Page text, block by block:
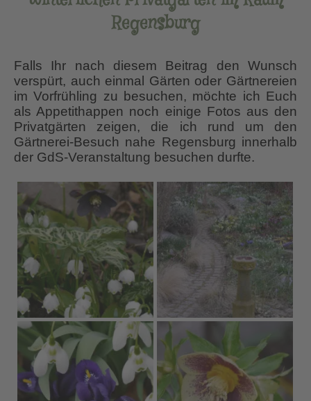
Regensburg
Falls Ihr nach diesem Beitrag den Wunsch
verspürt, auch einmal Gärten oder Gärtnereien
im Vorfrühling zu besuchen, möchte ich Euch
als Appetithappen noch einige Fotos aus den
Privatgärten zeigen, die ich rund um den
Gärtnerei-Besuch nahe Regensburg innerhalb
der GdS-Veranstaltung besuchen durfte.